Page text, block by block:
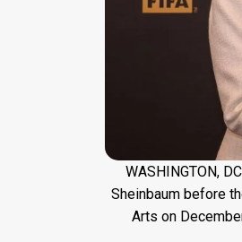
WASHINGTON,
Sheinbaum before
Arts on